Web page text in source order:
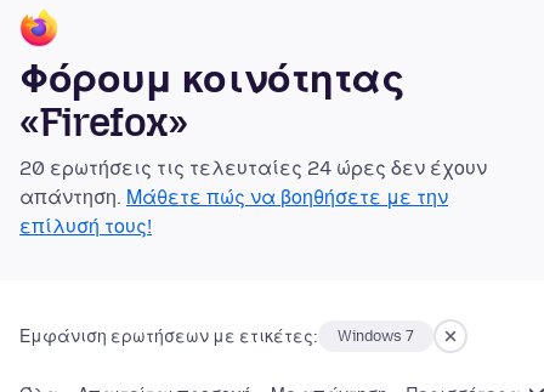
Φόρουμ κοινότητας
«Firefox»
20 ερωτήσεις τις τελευταίες 24 ώρες δεν έχουν
απάντηση. Μάθετε πώς να βοηθήσετε με την
επίλυσή τους!
Εμφάνιση ερωτήσεων με ετικέτες: Windows 7